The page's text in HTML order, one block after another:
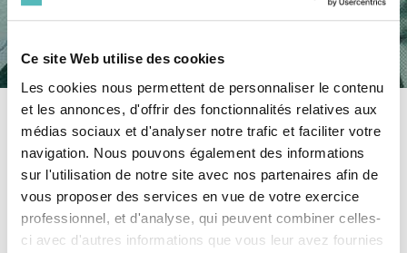
Ce site Web utilise des cookies
Les cookies nous permettent de personnaliser le contenu
et les annonces, d'offrir des fonctionnalités relatives aux
médias sociaux et d'analyser notre trafic et faciliter votre
navigation. Nous pouvons également des informations
sur l'utilisation de notre site avec nos partenaires afin de
vous proposer des services en vue de votre exercice
professionnel, et d'analyse, qui peuvent combiner celles-
ci avec d'autres informations que vous leur avez fournies
Accueil Focus Lexique Les fronstalags
Lesfronstalags
1 845 000 prisonniers de guerre français ont été capturés par
les armées allemandes après l’armistice de 1940. Ils étaient
retenus dans des camps installés principalement en France